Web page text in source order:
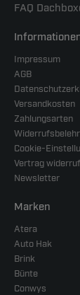
FAQ
Impressum
AGB
Versandkosten
Zahlungsarten
Cookie-
Vertrag
Newsletter
Marken
Atera
Auto Hak
Brink
Bünte
Conwys